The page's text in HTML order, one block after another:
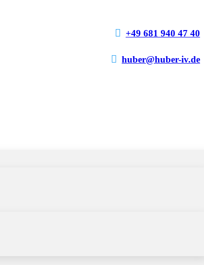
 +49 681 940 47 40
 huber@huber-iv.de